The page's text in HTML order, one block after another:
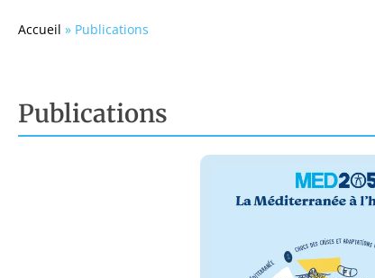
Accueil » Publications
Publications